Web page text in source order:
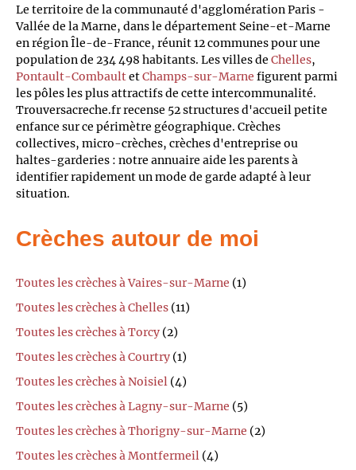
Le territoire de la communauté d'agglomération Paris -
Vallée de la Marne, dans le département Seine-et-Marne
en région Île-de-France, réunit 12 communes pour une
population de 234 498 habitants. Les villes de Chelles,
Pontault-CombaultetChamps-sur-Marne figurent parmi
les pôles les plus attractifs de cette intercommunalité.
Trouversacreche.fr recense 52 structures d'accueil petite
enfance sur ce périmètre géographique. Crèches
collectives, micro-crèches, crèches d'entreprise ou
haltes-garderies : notre annuaire aide les parents à
identifier rapidement un mode de garde adapté à leur
situation.
Crèches autour de moi
Toutes les crèches à Vaires-sur-Marne (1)
Toutes les crèches à Chelles (11)
Toutes les crèches à Torcy (2)
Toutes les crèches à Courtry (1)
Toutes les crèches à Noisiel (4)
Toutes les crèches à Lagny-sur-Marne (5)
Toutes les crèches à Thorigny-sur-Marne (2)
Toutes les crèches à Montfermeil (4)